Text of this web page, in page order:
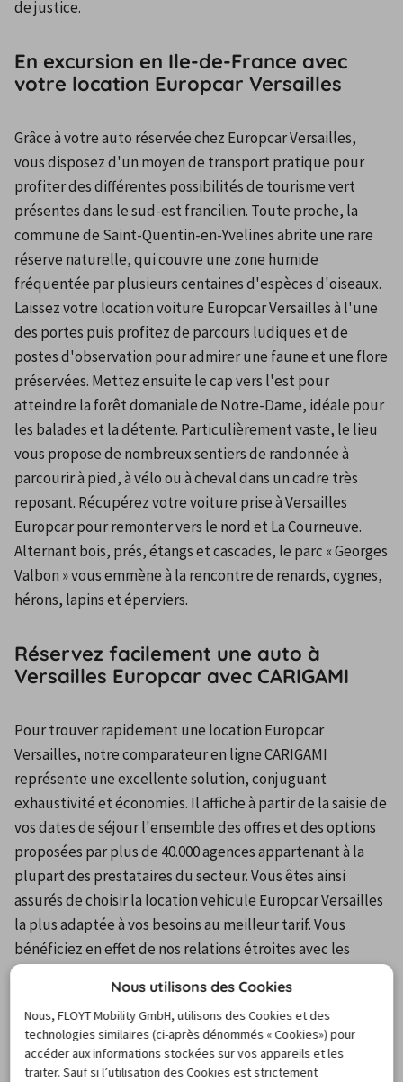
de justice.
En excursion en Ile-de-France avec
votre location Europcar Versailles
Grâce à votre auto réservée chez Europcar Versailles,
vous disposez d'un moyen de transport pratique pour
profiter des différentes possibilités de tourisme vert
présentes dans le sud-est francilien. Toute proche, la
commune de Saint-Quentin-en-Yvelines abrite une rare
réserve naturelle, qui couvre une zone humide
fréquentée par plusieurs centaines d'espèces d'oiseaux.
Laissez votre location voiture Europcar Versailles à l'une
des portes puis profitez de parcours ludiques et de
postes d'observation pour admirer une faune et une flore
préservées. Mettez ensuite le cap vers l'est pour
atteindre la forêt domaniale de Notre-Dame, idéale pour
les balades et la détente. Particulièrement vaste, le lieu
vous propose de nombreux sentiers de randonnée à
parcourir à pied, à vélo ou à cheval dans un cadre très
reposant. Récupérez votre voiture prise à Versailles
Europcar pour remonter vers le nord et La Courneuve.
Alternant bois, prés, étangs et cascades, le parc « Georges
Valbon » vous emmène à la rencontre de renards, cygnes,
hérons, lapins et éperviers.
Réservez facilement une auto à
Versailles Europcar avec CARIGAMI
Pour trouver rapidement une location Europcar
Versailles, notre comparateur en ligne CARIGAMI
représente une excellente solution, conjuguant
exhaustivité et économies. Il affiche à partir de la saisie de
vos dates de séjour l'ensemble des offres et des options
proposées par plus de 40.000 agences appartenant à la
plupart des prestataires du secteur. Vous êtes ainsi
assurés de choisir la location vehicule Europcar Versailles
la plus adaptée à vos besoins au meilleur tarif. Vous
bénéficiez en effet de nos relations étroites avec les
commander votre réservation à un prix très attractif, tout
en profitant de nombreux services pratiques. Par
exemple, en cas d'imprévu, vous pouvez annuler sans
frais votre location voiture Europcar Versailles jusqu'à la
Nous utilisons des Cookies
Nous, FLOYT Mobility GmbH, utilisons des Cookies et des
technologies similaires (ci-après dénommés « Cookies») pour
accéder aux informations stockées sur vos appareils et les
traiter. Sauf si l’utilisation des Cookies est strictement